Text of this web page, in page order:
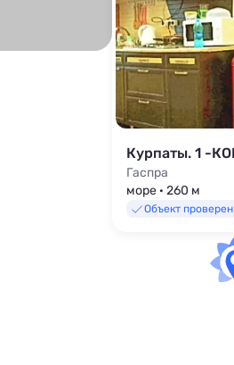
Гаспра
море · 260 м
Объект проверен